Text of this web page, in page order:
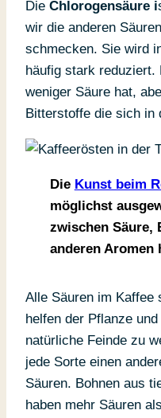
Die Chlorogensäure i
wir die anderen
schmecken. Sie wird
häufig stark
weniger Säure hat,
Bitterstoffe die sich in
Die Kunst beim
möglichst
zwischen Säure,
anderen Aromen
Alle Säuren im Kaffee
helfen der Pflanze
natürliche Feinde zu
jede Sorte einen
Säuren. Bohnen aus
haben mehr Säuren